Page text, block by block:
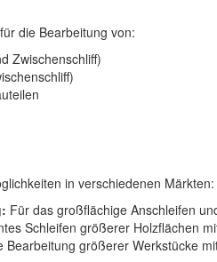
die Bearbeitung von:
Zwischenschliff)
in verschiedenen Märkten:
Für das großflächige Anschleifen
Schleifen größerer Holzflächen
Bearbeitung größerer Werkstücke